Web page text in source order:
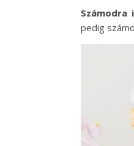
Számodra
pedig